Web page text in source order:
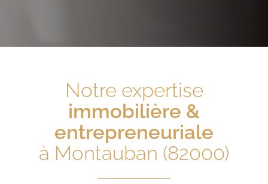
Notre expertise
immobilière &
entrepreneuriale
à Montauban (82000)